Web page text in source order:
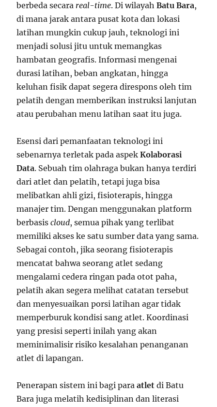
berbeda secara real-time. Di wilayahBatu Bara,
di mana jarak antara pusat kota dan lokasi
latihan mungkin cukup jauh, teknologi ini
menjadi solusi jitu untuk memangkas
hambatan geografis. Informasi mengenai
durasi latihan, beban angkatan, hingga
keluhan fisik dapat segera direspons oleh tim
pelatih dengan memberikan instruksi lanjutan
atau perubahan menu latihan saat itu juga.
Esensi dari pemanfaatan teknologi ini
sebenarnya terletak pada aspekKolaborasi
Data. Sebuah tim olahraga bukan hanya terdiri
dari atlet dan pelatih, tetapi juga bisa
melibatkan ahli gizi, fisioterapis, hingga
manajer tim. Dengan menggunakan platform
berbasiscloud, semua pihak yang terlibat
memiliki akses ke satu sumber data yang sama.
Sebagai contoh, jika seorang fisioterapis
mencatat bahwa seorang atlet sedang
mengalami cedera ringan pada otot paha,
pelatih akan segera melihat catatan tersebut
dan menyesuaikan porsi latihan agar tidak
memperburuk kondisi sang atlet. Koordinasi
yang presisi seperti inilah yang akan
meminimalisir risiko kesalahan penanganan
atlet di lapangan.
Penerapan sistem ini bagi paraatlet di Batu
Bara juga melatih kedisiplinan dan literasi